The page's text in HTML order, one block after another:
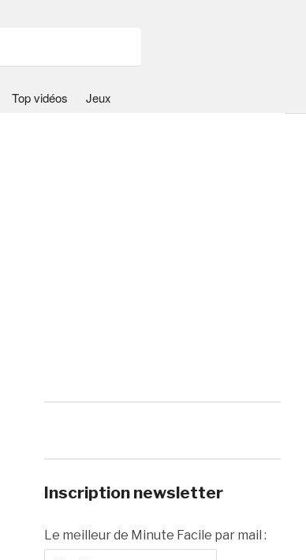
Top vidéos Jeux
Inscription newsletter
Le meilleur de Minute Facile par mail :